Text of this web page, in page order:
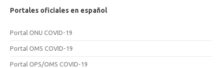
Portales oficiales en español
Portal ONU COVID-19
Portal OMS COVID-19
Portal OPS/OMS COVID-19